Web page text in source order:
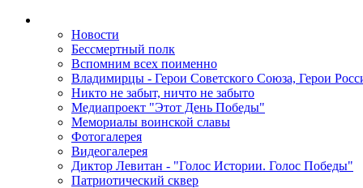
Новости
Бессмертный полк
Вспомним всех поименно
Владимирцы - Герои Советского Союза, Герои
Никто не забыт, ничто не забыто
Медиапроект "Этот День Победы"
Мемориалы воинской славы
Фотогалерея
Видеогалерея
Диктор Левитан - "Голос Истории. Голос Победы"
Патриотический сквер